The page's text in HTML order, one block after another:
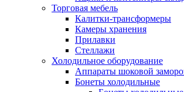
Торговая мебель
Калитки-трансформеры
Камеры хранения
Прилавки
Стеллажи
Холодильное оборудование
Аппараты шоковой
Бонеты холодильные